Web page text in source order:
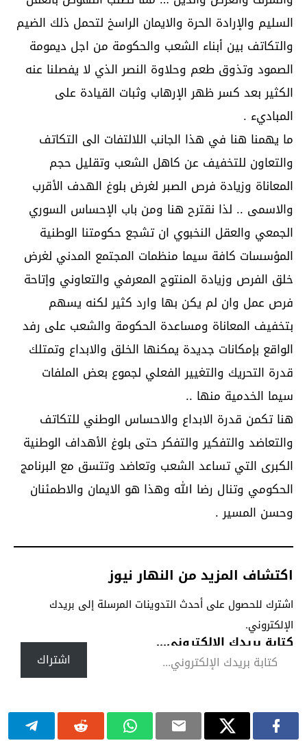
السليم والإرادة الحرة والايمان الراسخ لتحمل ذلك الضيم
والتكاتف بين أبناء الشعب والحكومة من اجل ديمومة
الصمود وتذوق طعم وحلاوة النصر الذي لا يفصلنا عنه
الكثير بعد كسر ظهر الإرهاب وثبات القيادة على
المباديء .
ما يهمنا هنا في هذا الجانب اللالتفات الى التكاتف
والتعاون للتخفيف عن كاهل الشعب وتقليل حجم
المعاناة وزيادة فرص الصبر لغرض بلوغ الهدف الأقرب
والاسمى .. لذا نقترح هنا ومن باب الإحساس السوري
الجمعي والعقل النخبوي ان تشجع حكومتنا الوطنية
المؤسسات كافة سيما منظمات المجتمع المدني لغرض
خلق الفرص وزيادة المنتوج المعرفي والتعاوني وإتاحة
فرص عمل وان لم يكن بها وارد كثير لكنه يسهم
بتخفيف المعاناة ومساعدة الحكومة والشعب على رفد
الواقع بإمكانات جديدة يمكنها الخلق والابداع وتمتلك
قدرة التحريك والتغيير الفعلي لجموع بعض الملفات
سيما الخدمية منها ..
هنا تكمن قدرة الابداع والاحساس الوطني للتكاتف
والتعاضد والتفكير والتفكر حتى بلوغ الأهداف الوطنية
الكبرى التي تساعد الشعب وتعاضد وتتسق مع البرنامج
الحكومي وتنال رضا الله وهذا هو الايمان والاطمئنان
وحسن المسير .
اكتشاف المزيد من النهار نيوز
اشترك للحصول على أحدث التدوينات المرسلة إلى بريدك
الإلكتروني.
كتابة بريدك الإلكتروني...
اشتراك